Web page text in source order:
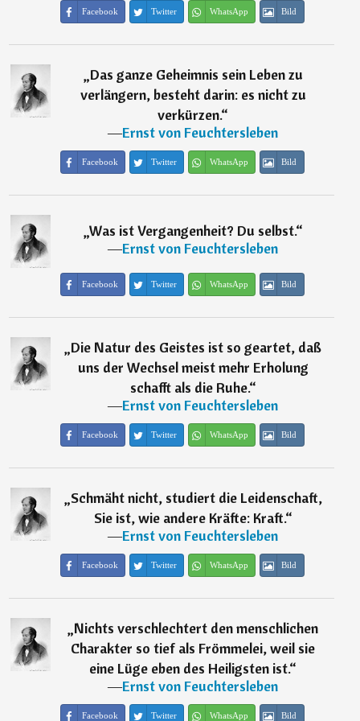
Facebook Twitter WhatsApp Bild
„Das ganze Geheimnis sein Leben zu
verlängern, besteht darin: es nicht zu
verkürzen.“
―Ernst von Feuchtersleben
Facebook Twitter WhatsApp Bild
„Was ist Vergangenheit? Du selbst.“
―Ernst von Feuchtersleben
Facebook Twitter WhatsApp Bild
„Die Natur des Geistes ist so geartet, daß
uns der Wechsel meist mehr Erholung
schafft als die Ruhe.“
―Ernst von Feuchtersleben
Facebook Twitter WhatsApp Bild
„Schmäht nicht, studiert die Leidenschaft,
Sie ist, wie andere Kräfte: Kraft.“
―Ernst von Feuchtersleben
Facebook Twitter WhatsApp Bild
„Nichts verschlechtert den menschlichen
Charakter so tief als Frömmelei, weil sie
eine Lüge eben des Heiligsten ist.“
―Ernst von Feuchtersleben
Facebook Twitter WhatsApp Bild